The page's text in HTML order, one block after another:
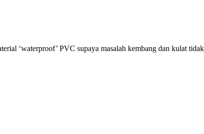
‘waterproof’ PVC supaya masalah kembang dan kulat